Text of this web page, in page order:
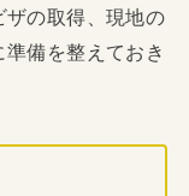
ザの取得、現地の
備を整えておき